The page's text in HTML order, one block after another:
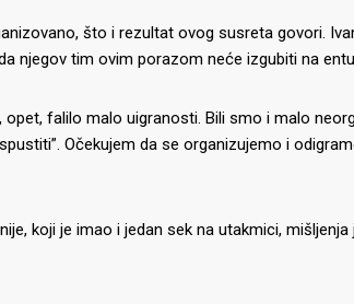
što i rezultat ovog susreta govori.
njegov tim ovim porazom neće izgubiti na
falilo malo uigranosti. Bili smo i malo
Očekujem da se organizujemo i
koji je imao i jedan sek na utakmici,